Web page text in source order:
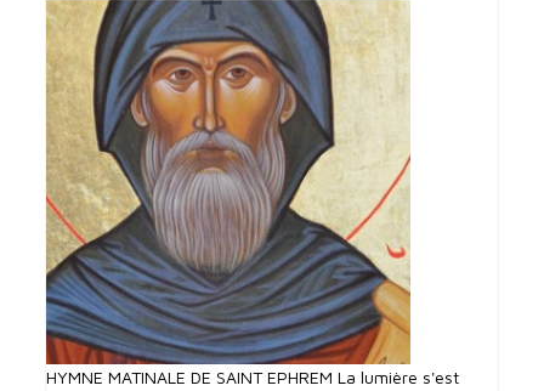
HYMNE MATINALE DE SAINT EPHREM La lumière s'est